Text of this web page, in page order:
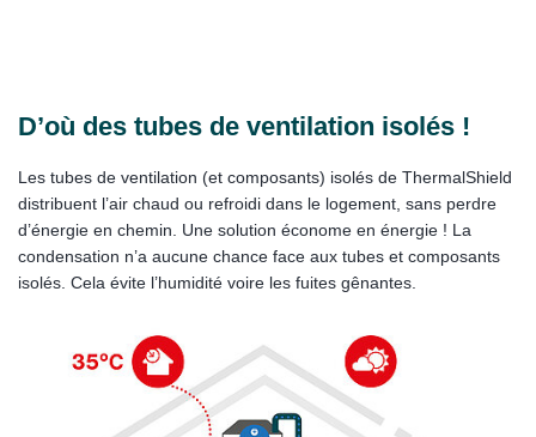
D’où des tubes de ventilation isolés !
Les tubes de ventilation (et composants) isolés de ThermalShield
distribuent l’air chaud ou refroidi dans le logement, sans perdre
d’énergie en chemin. Une solution économe en énergie ! La
condensation n’a aucune chance face aux tubes et composants
isolés. Cela évite l’humidité voire les fuites gênantes.